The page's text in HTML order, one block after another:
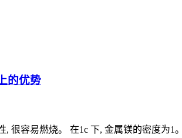
的优势
很容易燃烧。 在1c 下, 金属镁的密度为1